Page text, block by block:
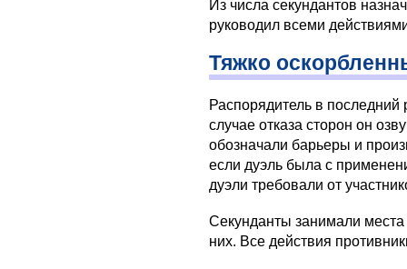
Из числа секундантов
руководил всеми
Тяжко
Распорядитель в
случае отказа сторон он
обозначали барьеры и
если дуэль была с
дуэли требовали от
Секунданты занимали
них. Все действия